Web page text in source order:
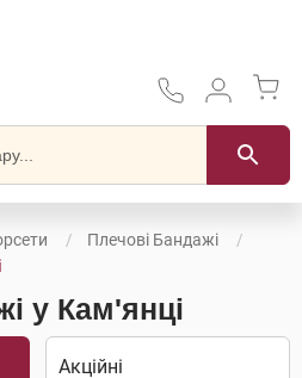
Плечові Бандажі
у Кам'янці